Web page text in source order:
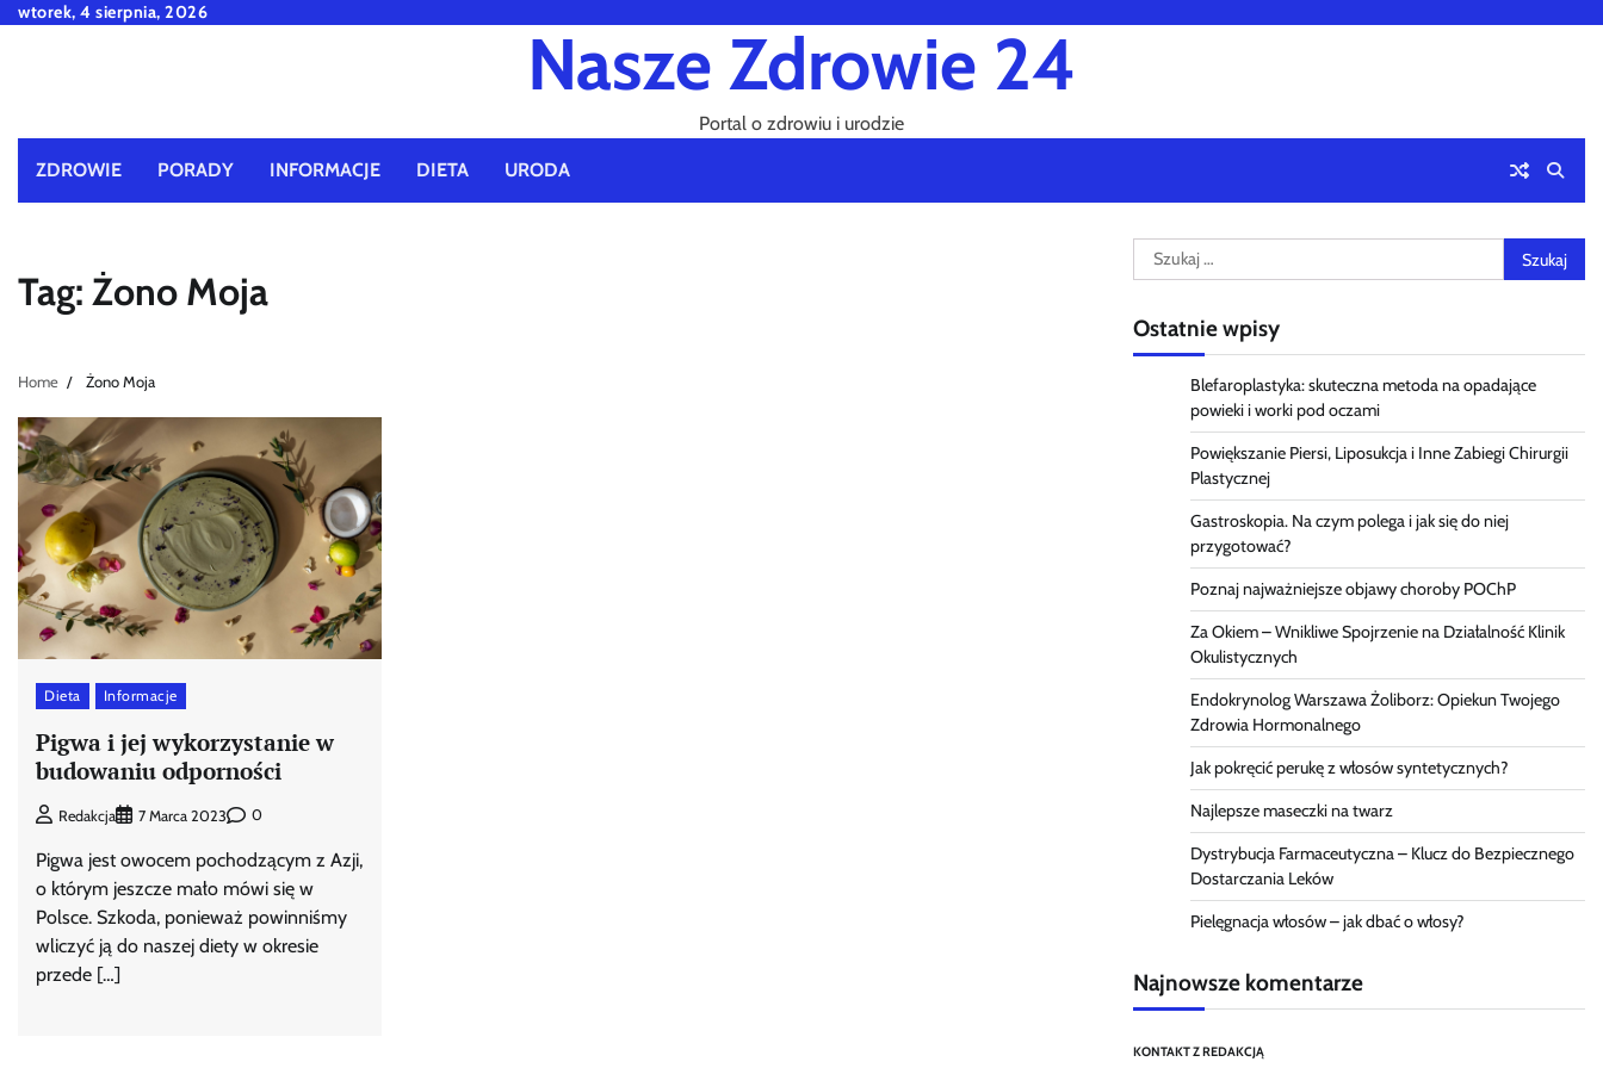
Skipwtorek, 4 sierpnia, 2026
Nasze Zdrowie 24
Portal o zdrowiu i urodzie
ZDROWIE PORADY INFORMACJE DIETA URODA
Tag: Żono Moja
Home Żono Moja
Dieta Informacje
Pigwa i jej wykorzystanie w
budowaniu odporności
Redakcja 7 Marca 2023 0
Pigwa jest owocem pochodzącym z Azji,
o którym jeszcze mało mówi się w
Polsce. Szkoda, ponieważ powinniśmy
wliczyć ją do naszej diety w okresie
przede […]
Szukaj:
Ostatnie wpisy
Blefaroplastyka: skuteczna metoda na opadające
powieki i worki pod oczami
Powiększanie Piersi, Liposukcja i Inne Zabiegi Chirurgii
Plastycznej
Gastroskopia. Na czym polega i jak się do niej
przygotować?
Poznaj najważniejsze objawy choroby POChP
Za Okiem – Wnikliwe Spojrzenie na Działalność Klinik
Okulistycznych
Endokrynolog Warszawa Żoliborz: Opiekun Twojego
Zdrowia Hormonalnego
Jak pokręcić perukę z włosów syntetycznych?
Najlepsze maseczki na twarz
Dystrybucja Farmaceutyczna – Klucz do Bezpiecznego
Dostarczania Leków
Pielęgnacja włosów – jak dbać o włosy?
Najnowsze komentarze
KONTAKT Z REDAKCJĄ